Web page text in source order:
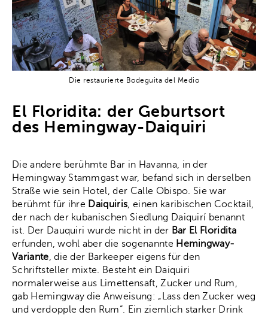
Die restaurierte Bodeguita del Medio
El Floridita: der Geburtsort
des Hemingway-Daiquiri
Die andere berühmte Bar in Havanna, in der
Hemingway Stammgast war, befand sich in derselben
Straße wie sein Hotel, der Calle Obispo. Sie war
berühmt für ihre Daiquiris , einen karibischen Cocktail,
der nach der kubanischen Siedlung Daiquirí benannt
ist. Der Dauquiri wurde nicht in der Bar El Floridita
erfunden, wohl aber die sogenannte Hemingway-
Variante , die der Barkeeper eigens für den
Schriftsteller mixte. Besteht ein Daiquiri
normalerweise aus Limettensaft, Zucker und Rum,
gab Hemingway die Anweisung: „Lass den Zucker weg
und verdopple den Rum“. Ein ziemlich starker Drink